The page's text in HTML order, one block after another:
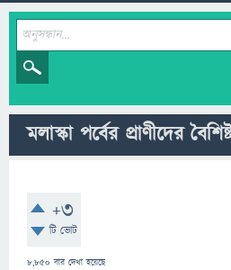
মলাস্কা পর্বের প্রাণীদের
+3
টি ভোট
8,850 বার দেখা হয়েছে